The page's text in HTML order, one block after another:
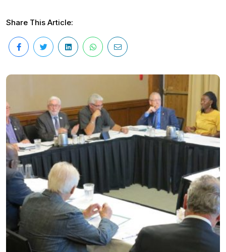
Share This Article: